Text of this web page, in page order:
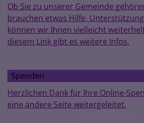
Ob Sie zu unserer Gemeinde
brauchen etwas Hilfe,
können wir Ihnen vielleicht
diesem Link gibt es weitere Infos.
Spenden
Herzlichen Dank für Ihre Online-
eine andere Seite weitergeleitet.